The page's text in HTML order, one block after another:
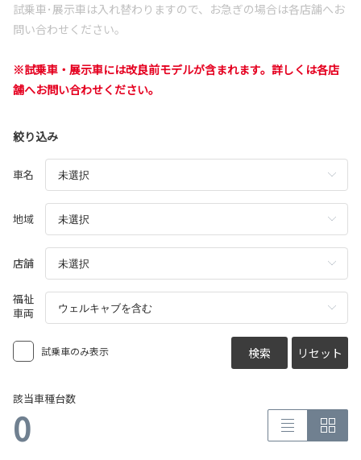
試乗車･展示車は入れ替わりますので、 お急ぎの場合は各店舗へお
問い合わせください。
※試乗車・展示車には改良前モデルが含まれます。詳しくは各店
舗へお問い合わせください。
絞り込み
車名
地域
店舗
福祉
車両
試乗車のみ表示 検索 リセット
該当車種台数
0